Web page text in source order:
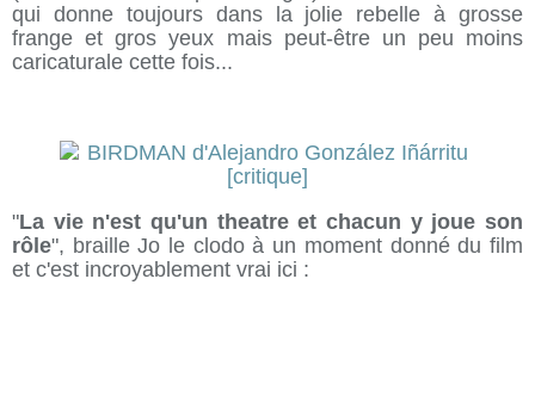
qui donne toujours dans la jolie rebelle à grosse
frange et gros yeux mais peut-être un peu moins
caricaturale cette fois...
"La vie n'est qu'un theatre et chacun y joue son
rôle", braille Jo le clodo à un moment donné du film
et c'est incroyablement vrai ici :